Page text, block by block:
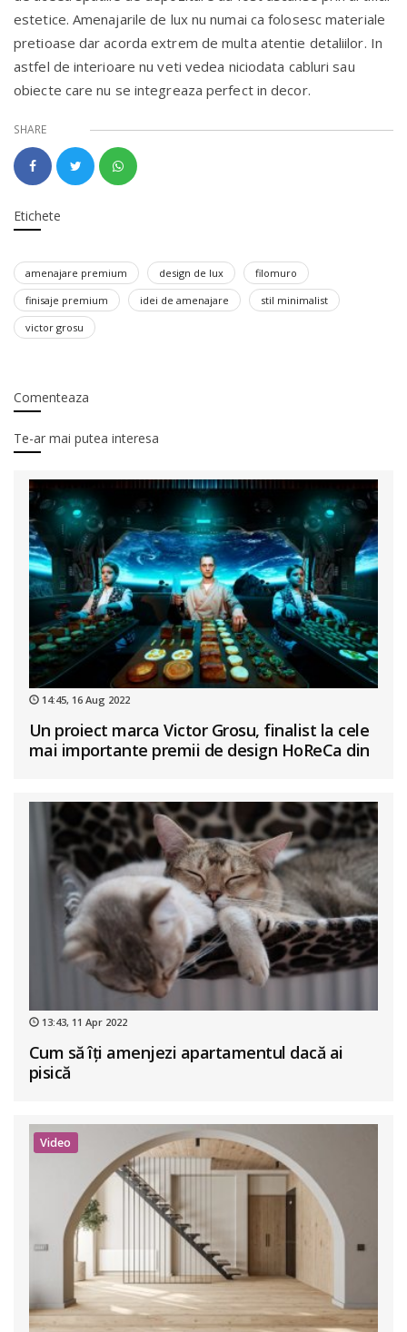
estetice. Amenajarile de lux nu numai ca folosesc materiale
pretioase dar acorda extrem de multa atentie detaliilor. In
astfel de interioare nu veti vedea niciodata cabluri sau
obiecte care nu se integreaza perfect in decor.
SHARE
Etichete
amenajare premium design de lux
filomuro
finisaje premium
idei de amenajare
stil minimalist
victor grosu
Comenteaza
Te-ar mai putea interesa
14:45, 16 Aug 2022
Un proiect marca Victor Grosu, finalist la cele
mai importante premii de design HoReCa din
13:43, 11 Apr 2022
Cum să îți amenjezi apartamentul dacă ai
pisică
Video